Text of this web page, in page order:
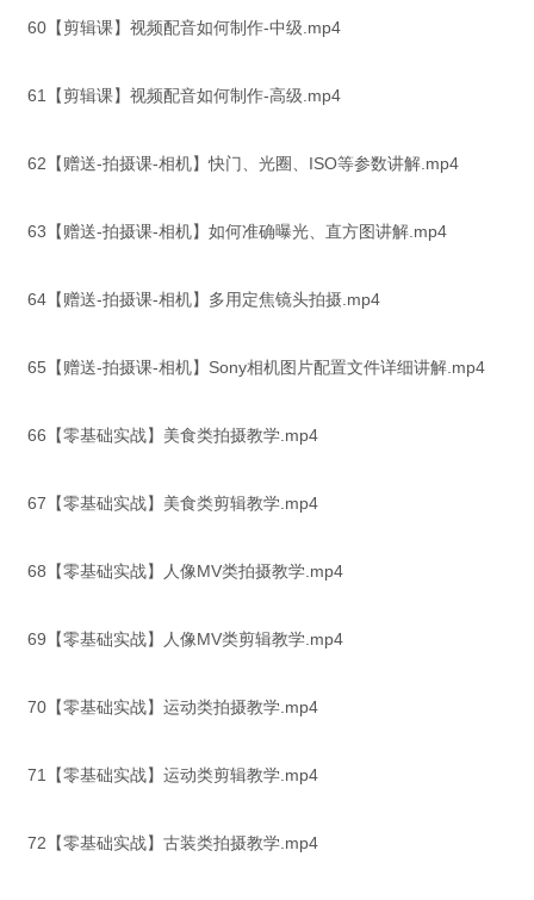
60【剪辑课】视频配音如何制作-中级.mp4
61【剪辑课】视频配音如何制作-高级.mp4
62【赠送-拍摄课-相机】快门、光圈、ISO等参数讲解.mp4
63【赠送-拍摄课-相机】如何准确曝光、直方图讲解.mp4
64【赠送-拍摄课-相机】多用定焦镜头拍摄.mp4
65【赠送-拍摄课-相机】Sony相机图片配置文件详细讲解.mp4
66【零基础实战】美食类拍摄教学.mp4
67【零基础实战】美食类剪辑教学.mp4
68【零基础实战】人像MV类拍摄教学.mp4
69【零基础实战】人像MV类剪辑教学.mp4
70【零基础实战】运动类拍摄教学.mp4
71【零基础实战】运动类剪辑教学.mp4
72【零基础实战】古装类拍摄教学.mp4